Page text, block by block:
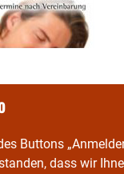
Buttons
dass wir